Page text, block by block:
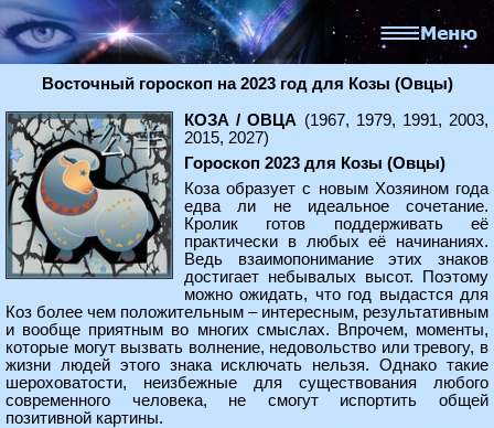
Восточный гороскоп на 2023 год для Козы (Овцы)
КОЗА / ОВЦА (1967, 1979, 1991, 2003,
2015, 2027)
Гороскоп 2023 для Козы (Овцы)
Коза образует с новым Хозяином года
едва ли не идеальное сочетание.
Кролик готов поддерживать её
практически в любых её начинаниях.
Ведь взаимопонимание этих знаков
достигает небывалых высот. Поэтому
можно ожидать, что год выдастся для
Коз более чем положительным – интересным, результативным
и вообще приятным во многих смыслах. Впрочем, моменты,
которые могут вызвать волнение, недовольство или тревогу, в
жизни людей этого знака исключать нельзя. Однако такие
шероховатости, неизбежные для существования любого
современного человека, не смогут испортить общей
позитивной картины.